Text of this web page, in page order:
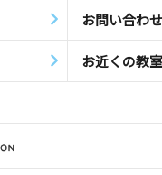
お問い合わせ
お近くの教